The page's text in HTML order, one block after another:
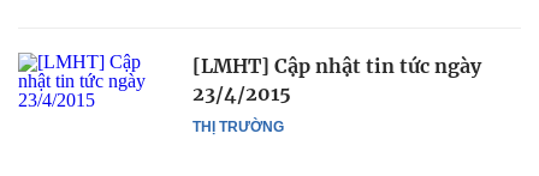
THỊ TRƯỜNG
[LMHT] Cập nhật tin tức ngày
23/4/2015